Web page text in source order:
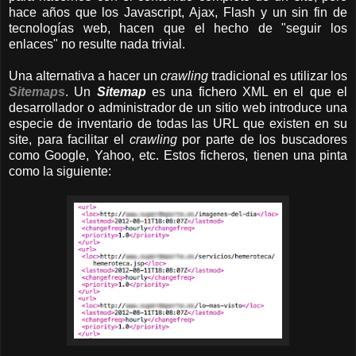
hace años que los Javascript, Ajax, Flash y un sin fin de
tecnologías web, hacen que el hecho de "seguir los
enlaces" no resulte nada trivial.
Una alternativa a hacer un crawling tradicional es utilizar los
Sitemaps. Un Sitemapes una fichero XML en el que el
desarrollador o administrador de un sitio web introduce una
especie de inventario de todas las URL que existen en su
site, para facilitar el crawlingpor parte de los buscadores
como Google, Yahoo, etc. Estos ficheros, tienen una pinta
como la siguiente: